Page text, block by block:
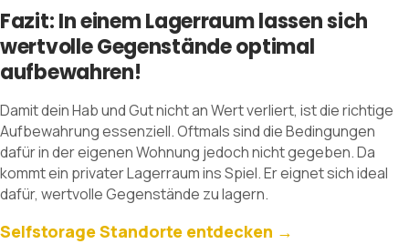
Fazit: In einem Lagerraum lassen sich
wertvolle Gegenstände optimal
aufbewahren!
Damit dein Hab und Gut nicht an Wert verliert, ist die richtige
Aufbewahrung essenziell. Oftmals sind die Bedingungen
dafür in der eigenen Wohnung jedoch nicht gegeben. Da
kommt ein privater Lagerraum ins Spiel. Er eignet sich ideal
dafür, wertvolle Gegenstände zu lagern.
Selfstorage Standorte entdecken →